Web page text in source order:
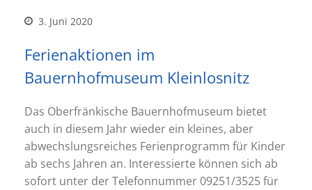
3. Juni 2020
Ferienaktionen im
Bauernhofmuseum Kleinlosnitz
Das Oberfränkische Bauernhofmuseum bietet
auch in diesem Jahr wieder ein kleines, aber
abwechslungsreiches Ferienprogramm für Kinder
ab sechs Jahren an. Interessierte können sich ab
sofort unter der Telefonnummer 09251/3525 für